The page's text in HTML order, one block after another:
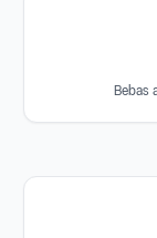
Bebas